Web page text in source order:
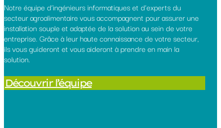
Notre équipe d’ingénieurs informatiques et d’experts du
secteur agroalimentaire vous accompagnent pour assurer une
installation souple et adaptée de la solution au sein de votre
entreprise. Grâce à leur haute connaissance de votre secteur,
ils vous guideront et vous aideront à prendre en main la
solution.
Découvrir l’équipe